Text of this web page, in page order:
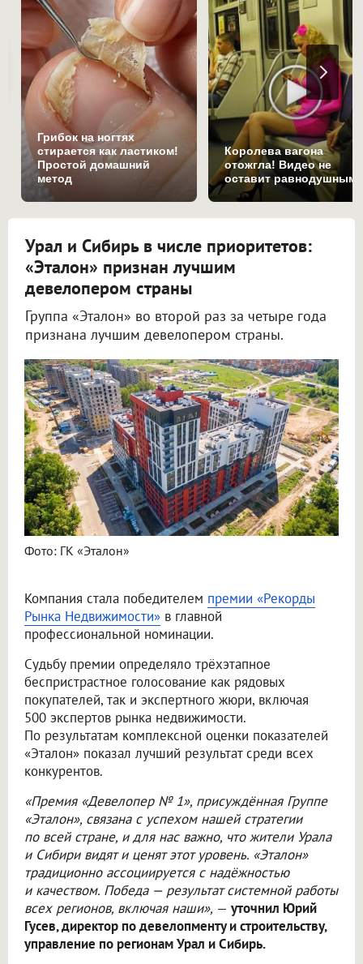
Грибок на ногтях
стирается как ластиком!
Простой домашний
метод
Королева вагона
отожгла! Видео не
оставит равнодушным
Урал и Сибирь в числе приоритетов:
«Эталон» признан лучшим
девелопером страны
Группа «Эталон» во второй раз за четыре года
признана лучшим девелопером страны.
Фото: ГК «Эталон»
Компания стала победителем премии «Рекорды
Рынка Недвижимости» в главной
профессиональной номинации.
Судьбу премии определяло трёхэтапное
беспристрастное голосование как рядовых
покупателей, так и экспертного жюри, включая
500 экспертов рынка недвижимости.
По результатам комплексной оценки показателей
«Эталон» показал лучший результат среди всех
конкурентов.
«Премия «Девелопер № 1», присуждённая Группе
«Эталон», связана с успехом нашей стратегии
по всей стране, и для нас важно, что жители Урала
и Сибири видят и ценят этот уровень. «Эталон»
традиционно ассоциируется с надёжностью
и качеством. Победа — результат системной работы
всех регионов, включая наши», — уточнил Юрий
Гусев, директор по девелопменту и строительству,
управление по регионам Урал и Сибирь.